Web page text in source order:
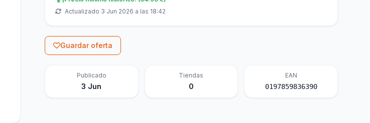
Actualizado 3 Jun 2026 a las 18:42
Guardar oferta
Publicado
3 Jun
Tiendas
0
EAN
0197859836390